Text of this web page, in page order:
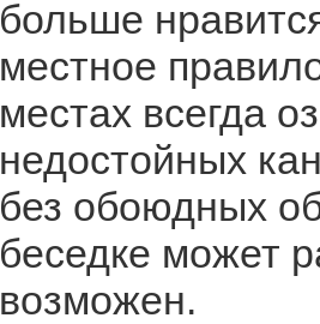
больше
местное
местах всегда
недостойных
без обоюдных
беседке может
возможен.